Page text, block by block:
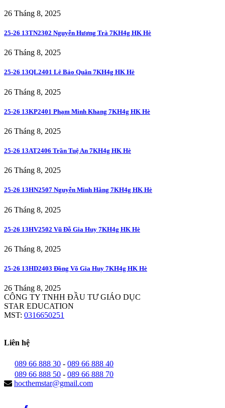
26 Tháng 8, 2025
25-26 13TN2302 Nguyễn Hương Trà 7KH4g HK Hè
26 Tháng 8, 2025
25-26 13QL2401 Lê Bảo Quân 7KH4g HK Hè
26 Tháng 8, 2025
25-26 13KP2401 Phạm Minh Khang 7KH4g HK Hè
26 Tháng 8, 2025
25-26 13AT2406 Trần Tuệ An 7KH4g HK Hè
26 Tháng 8, 2025
25-26 13HN2507 Nguyễn Minh Hằng 7KH4g HK Hè
26 Tháng 8, 2025
25-26 13HV2502 Vũ Đỗ Gia Huy 7KH4g HK Hè
26 Tháng 8, 2025
25-26 13HD2403 Đồng Võ Gia Huy 7KH4g HK Hè
26 Tháng 8, 2025
CÔNG TY TNHH ĐẦU TƯ GIÁO DỤC
STAR EDUCATION
MST: 0316650251
Liên hệ
089 66 888 30 - 089 66 888 40
089 66 888 50 - 089 66 888 70
hocthemstar@gmail.com